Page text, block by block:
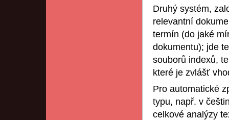
Druhý systém,
relevantní
termín (do jaké
dokumentu); jde
souborů indexů,
které je zvlášť
Pro automatické
typu, např. v
celkové analýzy